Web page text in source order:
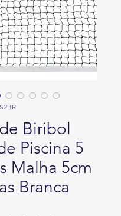
Biribol
Piscina 5
Malha 5cm
Branca